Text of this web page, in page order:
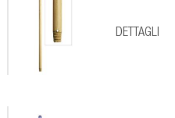
DETTAGLI